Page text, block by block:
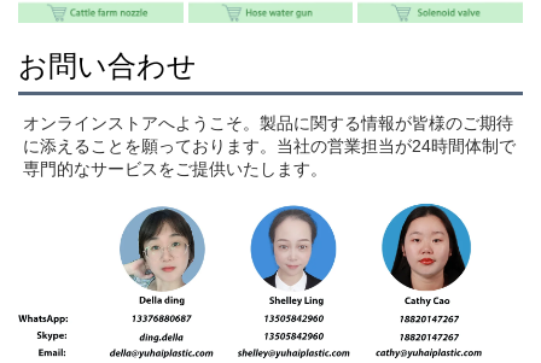
お問い合わせ
オンラインストアへようこそ。製品に関する情報が皆様のご期待
に添えることを願っております。当社の営業担当が24時間体制で
専門的なサービスをご提供いたします。